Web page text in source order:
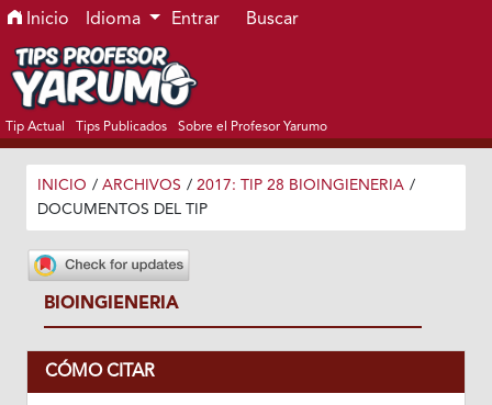
Ir al menú de navegación principal
Ir al contenido principal
Ir al pie de página del sitio
Inicio Idioma Entrar Buscar
Tip Actual Tips Publicados Sobre el Profesor Yarumo
INICIO / ARCHIVOS / 2017: TIP 28 BIOINGIENERIA /
DOCUMENTOS DEL TIP
BIOINGIENERIA
CÓMO CITAR